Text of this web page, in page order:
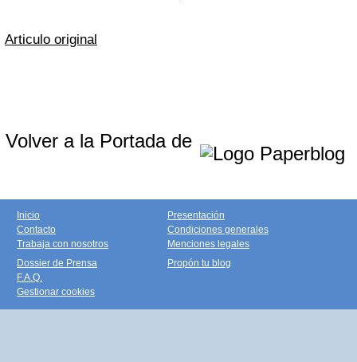
Articulo original
Volver a la Portada de
Inicio
Contacto
Trabaja con nosotros
Presentación
Condiciones generales
Menciones legales
Dossier de Prensa
F.A.Q.
Gestionar cookies
Propón tu blog